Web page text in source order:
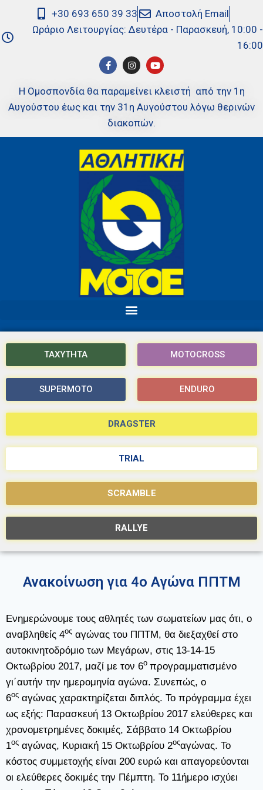
+30 693 650 39 33
Αποστολή Email
Ωράριο Λειτουργίας: Δευτέρα - Παρασκευή, 10:00 -
16:00
Η Ομοσπονδία θα παραμείνει κλειστή από την 1η
Αυγούστου έως και την 31η Αυγούστου λόγω θερινών
διακοπών.
ΤΑΧΥΤΗΤΑ MOTOCROSS
SUPERMOTO ENDURO
DRAGSTER
TRIAL
SCRAMBLE
RALLYE
Ανακοίνωση για 4ο Αγώνα ΠΠΤΜ
Ενημερώνουμε τους αθλητές των σωματείων μας ότι, ο
αναβληθείς 4ος αγώνας του ΠΠΤΜ, θα διεξαχθεί στο
αυτοκινητοδρόμιο των Μεγάρων, στις 13-14-15
Οκτωβρίου 2017, μαζί με τον 6ο προγραμματισμένο
γι΄αυτήν την ημερομηνία αγώνα. Συνεπώς, ο
6ος αγώνας χαρακτηρίζεται διπλός. Το πρόγραμμα έχει
ως εξής: Παρασκευή 13 Οκτωβρίου 2017 ελεύθερες και
χρονομετρημένες δοκιμές, Σάββατο 14 Οκτωβρίου
1ος αγώνας, Κυριακή 15 Οκτωβρίου 2οςαγώνας. Το
κόστος συμμετοχής είναι 200 ευρώ και απαγορεύονται
οι ελεύθερες δοκιμές την Πέμπτη. Το 11ήμερο ισχύει